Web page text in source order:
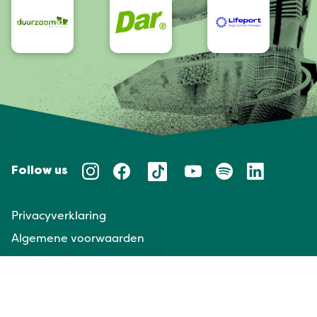
Follow us
Privacyverklaring
Algemene voorwaarden
Huisregels